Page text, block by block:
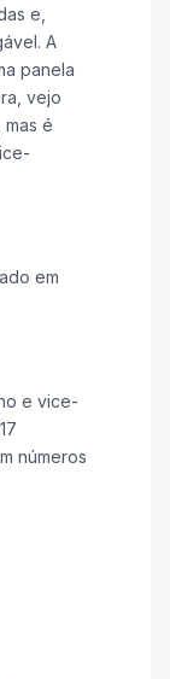
e,
A
panela
vejo
é
em
e vice-
números